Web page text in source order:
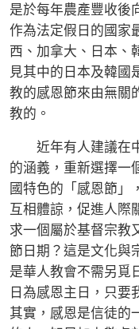
是於每年農產豐收後
作為法定假日的國家
西、加拿大、日本、
見其中的日本及韓國
教的感恩節來由無關
教的。
近年有人建議在中
的涵義，重新選擇一
國特色的「感恩節」
互相體諒，促進人際
求一個屬於基督宗教
節日期？這是文化與
是華人教會不需另覓
日為感恩主日，只要
其實，感恩是信徒的